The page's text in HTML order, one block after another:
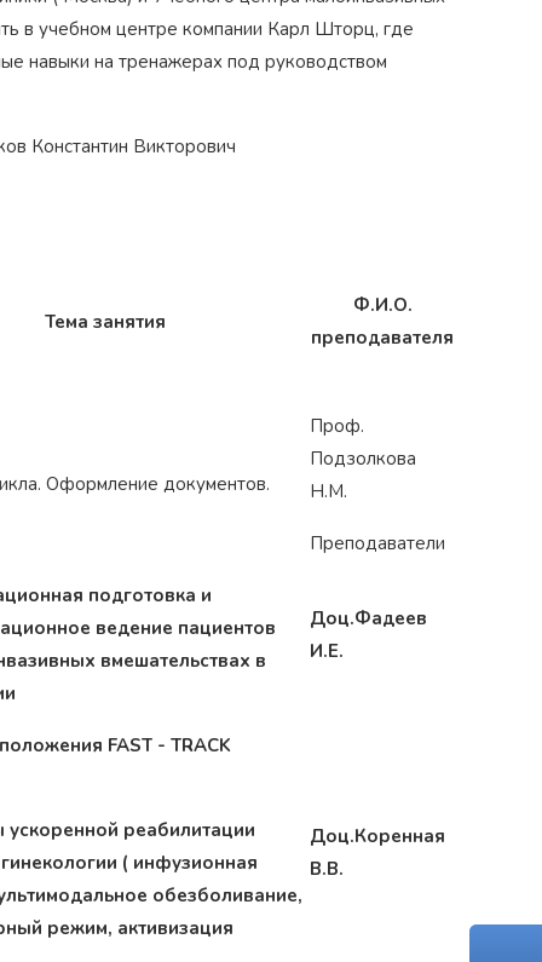
в учебном центре компании Карл Шторц, где
навыки на тренажерах под руководством
Константин Викторович
Тема занятия
Ф.И.О.
преподавателя
Оформление документов.
Проф.
Подзолкова
Н.М.
Преподаватели
подготовка и
ведение пациентов
вмешательствах в
Доц.Фадеев
И.Е.
FAST - TRACK
реабилитации
( инфузионная
обезболивание,
режим, активизация
Доц.Коренная
В.В.